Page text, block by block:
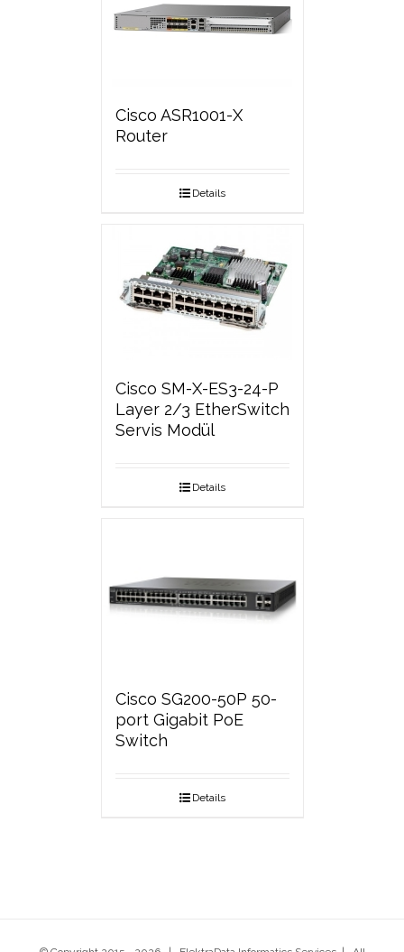
Cisco ASR1001-X
Router
Details
Cisco SM-X-ES3-24-P
Layer 2/3 EtherSwitch
Servis Modül
Details
Cisco SG200-50P 50-
port Gigabit PoE
Switch
Details